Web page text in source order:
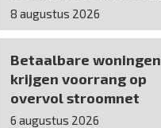
8 augustus 2026
Betaalbare woningen
krijgen voorrang op
overvol stroomnet
6 augustus 2026